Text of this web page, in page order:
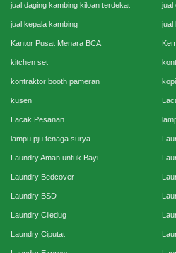
jual daging kambing kiloan terdekat jual
jual kepala kambing jual
Kantor Pusat Menara BCA
kitchen set
kontraktor booth pameran
kusen
Lacak Pesanan
lampu pju tenaga surya
Laundry Aman untuk Bayi
Laundry Bedcover
Laundry BSD
Laundry Ciledug
Laundry Ciputat